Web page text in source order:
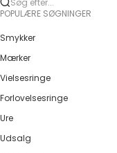
Søg efter...
POPULÆRE SØGNINGER
Smykker
Mærker
Vielsesringe
Forlovelsesringe
Ure
Udsalg